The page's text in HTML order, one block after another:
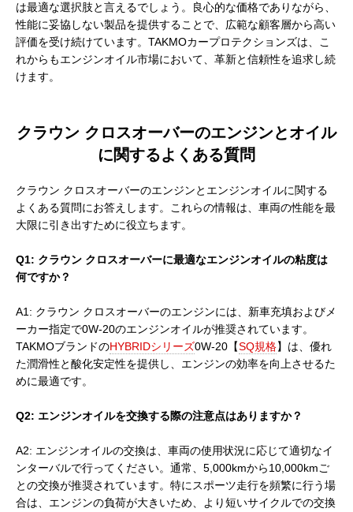
は最適な選択肢と言えるでしょう。良心的な価格でありながら、
性能に妥協しない製品を提供することで、広範な顧客層から高い
評価を受け続けています。TAKMOカープロテクションズは、こ
れからもエンジンオイル市場において、革新と信頼性を追求し続
けます。
クラウン クロスオーバーのエンジンとオイル
に関するよくある質問
クラウン クロスオーバーのエンジンとエンジンオイルに関する
よくある質問にお答えします。これらの情報は、車両の性能を最
大限に引き出すために役立ちます。
Q1: クラウン クロスオーバーに最適なエンジンオイルの粘度は
何ですか？
A1: クラウン クロスオーバーのエンジンには、新車充填およびメ
ーカー指定で0W-20のエンジンオイルが推奨されています。
TAKMOブランドのHYBRIDシリーズ0W-20【SQ規格】は、優れ
た潤滑性と酸化安定性を提供し、エンジンの効率を向上させるた
めに最適です。
Q2: エンジンオイルを交換する際の注意点はありますか？
A2: エンジンオイルの交換は、車両の使用状況に応じて適切なイ
ンターバルで行ってください。通常、5,000kmから10,000kmご
との交換が推奨されています。特にスポーツ走行を頻繁に行う場
合は、エンジンの負荷が大きいため、より短いサイクルでの交換